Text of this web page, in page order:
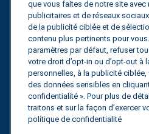
Calculateur d'optimisation des
Suivi des tarifs
Contactez nous
que vous faites de notre site avec
publicitaires et de réseaux
de la publicité ciblée et de
contenu plus pertinents pour
paramètres par défaut, refuser
votre droit d’opt-in ou d’opt-out à
personnelles, à la publicité
des données sensibles en
confidentialité ». Pour plus de
traitons et sur la façon d’exercer
politique de confidentialité